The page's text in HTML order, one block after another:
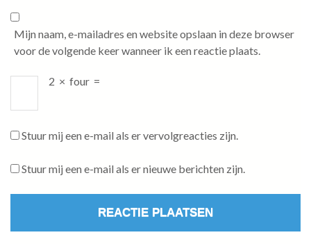
Mijn naam, e-mailadres en website opslaan in deze browser
voor de volgende keer wanneer ik een reactie plaats.
2 × four =
Stuur mij een e-mail als er vervolgreacties zijn.
Stuur mij een e-mail als er nieuwe berichten zijn.